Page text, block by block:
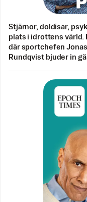
Stjärnor, doldisar,
plats i idrottens värld.
där sportchefen
Rundqvist bjuder in